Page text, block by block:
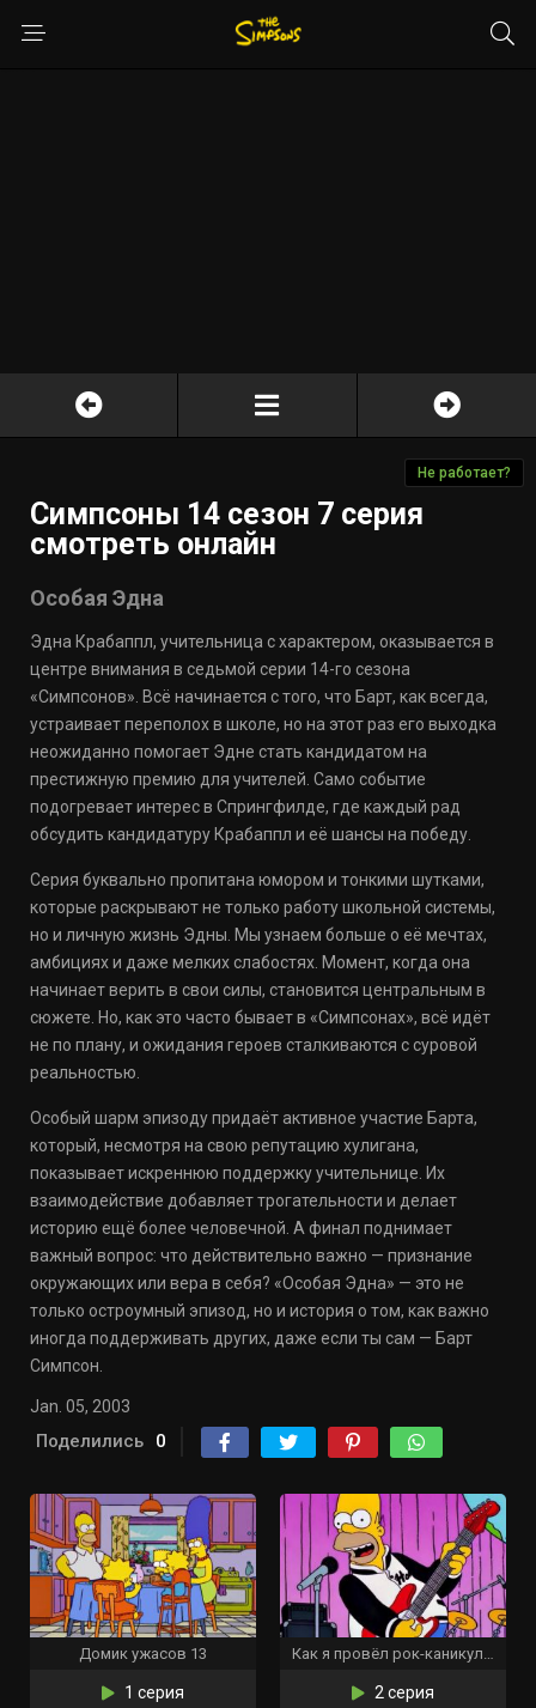
Не работает?
Симпсоны 14 сезон 7 серия
смотреть онлайн
Особая Эдна
Эдна Крабаппл, учительница с характером, оказывается в
центре внимания в седьмой серии 14-го сезона
«Симпсонов». Всё начинается с того, что Барт, как всегда,
устраивает переполох в школе, но на этот раз его выходка
неожиданно помогает Эдне стать кандидатом на
престижную премию для учителей. Само событие
подогревает интерес в Спрингфилде, где каждый рад
обсудить кандидатуру Крабаппл и её шансы на победу.
Серия буквально пропитана юмором и тонкими шутками,
которые раскрывают не только работу школьной системы,
но и личную жизнь Эдны. Мы узнаем больше о её мечтах,
амбициях и даже мелких слабостях. Момент, когда она
начинает верить в свои силы, становится центральным в
сюжете. Но, как это часто бывает в «Симпсонах», всё идёт
не по плану, и ожидания героев сталкиваются с суровой
реальностью.
Особый шарм эпизоду придаёт активное участие Барта,
который, несмотря на свою репутацию хулигана,
показывает искреннюю поддержку учительнице. Их
взаимодействие добавляет трогательности и делает
историю ещё более человечной. А финал поднимает
важный вопрос: что действительно важно — признание
окружающих или вера в себя? «Особая Эдна» — это не
только остроумный эпизод, но и история о том, как важно
иногда поддерживать других, даже если ты сам — Барт
Симпсон.
Jan. 05, 2003
Поделились 0
Домик ужасов 13
1 серия
Как я провёл рок-каникулы
2 серия